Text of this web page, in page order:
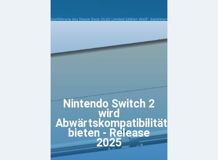
Nintendo Switch 2
wird
Abwärtskompatibilität
bieten - Release
2025